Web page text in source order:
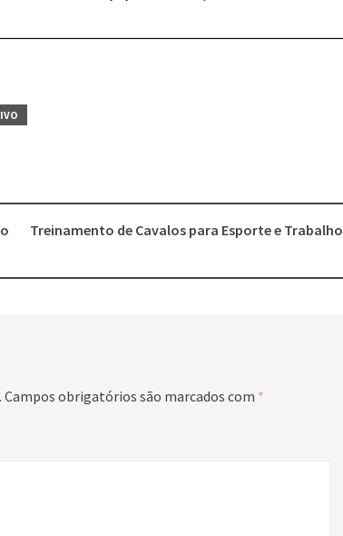
Treinamento de Cavalos para Esporte e Trabalho
Campos obrigatórios são marcados com *